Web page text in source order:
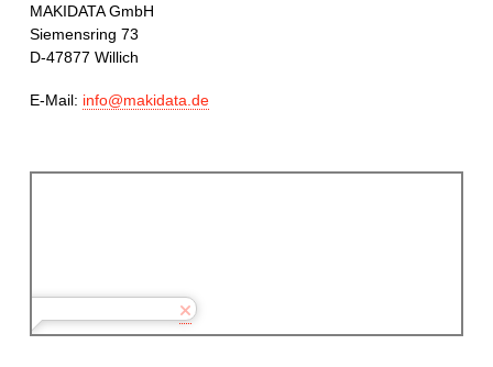
MAKIDATA GmbH
Siemensring 73
D-47877 Willich
E-Mail: info@makidata.de